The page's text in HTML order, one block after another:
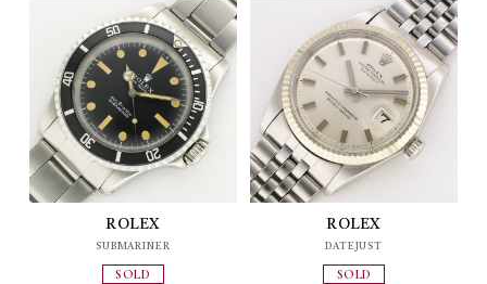
ROLEX
SUBMARINER
SOLD
ROLEX
DATEJUST
SOLD